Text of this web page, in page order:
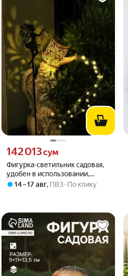
Фигурка-светильник садовая,
удобен в использовании,
подходит для дома, дачи и
Цена 142013 сум вместо
142 013сум
14 – 17 авг, ПВЗ По клику